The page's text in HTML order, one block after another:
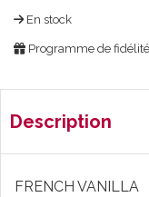
En stock
Programme de
Description
FRENCH VANILLA